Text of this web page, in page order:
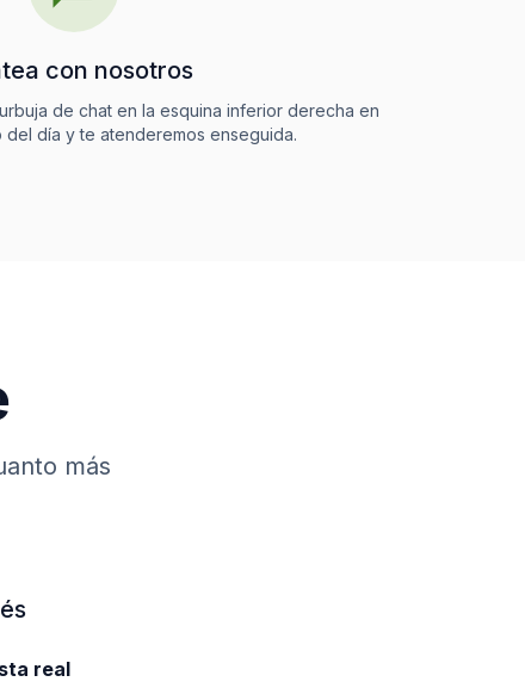
con nosotros
de chat en la esquina inferior derecha en
del día y te atenderemos enseguida.
más
real